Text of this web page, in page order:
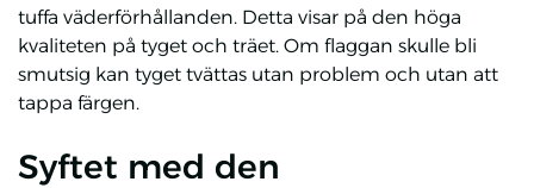
tuffa väderförhållanden. Detta visar på den höga
kvaliteten på tyget och träet. Om flaggan skulle bli
smutsig kan tyget tvättas utan problem och utan att
tappa färgen.
Syftet med den